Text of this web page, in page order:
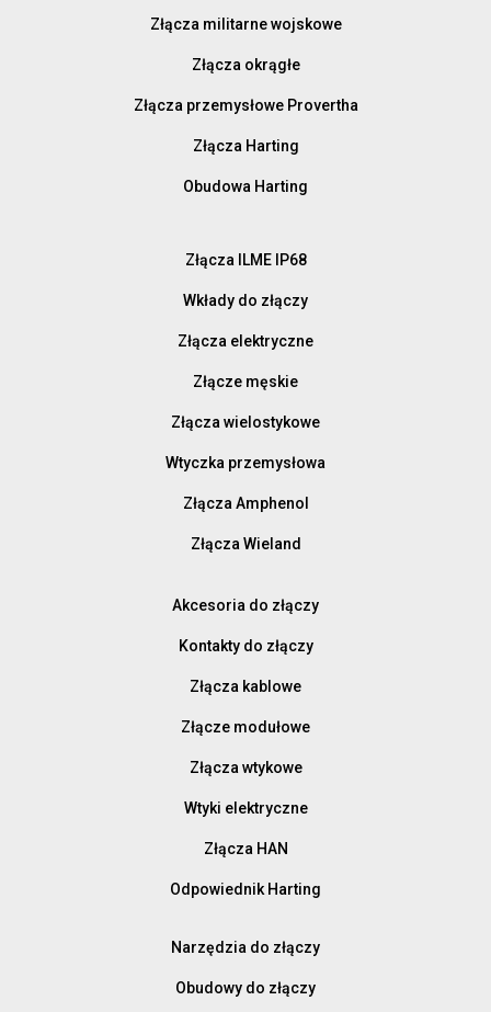
Złącza militarne wojskowe
Złącza okrągłe
Złącza przemysłowe Provertha
Złącza Harting
Obudowa Harting
Złącza ILME IP68
Wkłady do złączy
Złącza elektryczne
Złącze męskie
Złącza wielostykowe
Wtyczka przemysłowa
Złącza Amphenol
Złącza Wieland
Akcesoria do złączy
Kontakty do złączy
Złącza kablowe
Złącze modułowe
Złącza wtykowe
Wtyki elektryczne
Złącza HAN
Odpowiednik Harting
Narzędzia do złączy
Obudowy do złączy